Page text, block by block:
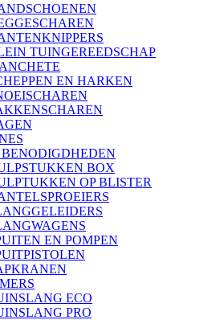
TUINGEREEDSCHAP
EN HARKEN
BENODIGDHEDEN
BOX
OP BLISTER
EN POMPEN
ECO
PRO